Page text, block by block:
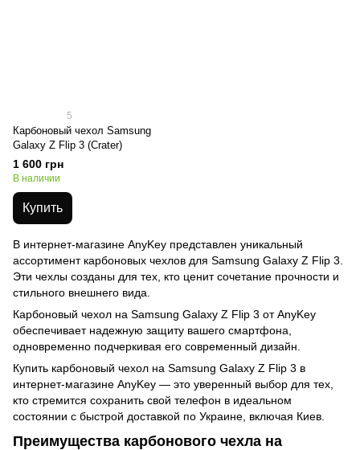
5
Карбоновый чехол Samsung
Galaxy Z Flip 3 (Crater)
1 600 грн
В наличии
Купить
В интернет-магазине AnyKey представлен уникальный
ассортимент карбоновых чехлов для Samsung Galaxy Z Flip 3.
Эти чехлы созданы для тех, кто ценит сочетание прочности и
стильного внешнего вида.
Карбоновый чехол на Samsung Galaxy Z Flip 3 от AnyKey
обеспечивает надежную защиту вашего смартфона,
одновременно подчеркивая его современный дизайн.
Купить карбоновый чехол на Samsung Galaxy Z Flip 3 в
интернет-магазине AnyKey — это уверенный выбор для тех,
кто стремится сохранить свой телефон в идеальном
состоянии с быстрой доставкой по Украине, включая Киев.
Преимущества карбонового чехла на